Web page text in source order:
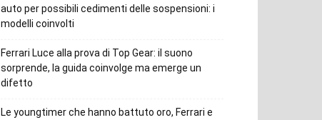
auto per possibili cedimenti delle sospensioni: i
modelli coinvolti
Ferrari Luce alla prova di Top Gear: il suono
sorprende, la guida coinvolge ma emerge un
difetto
Le youngtimer che hanno battuto oro, Ferrari e